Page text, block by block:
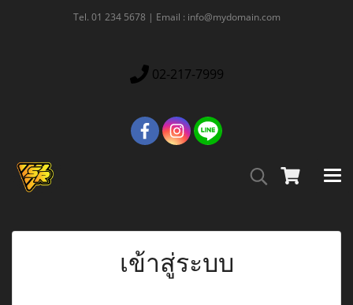
Tel. 01 234 5678 | Email : info@mydomain.com
02-217-7999
เข้าสู่ระบบ